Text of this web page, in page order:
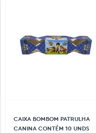
CAIXA BOMBOM PATRULHA
CANINA CONTÉM 10 UNDS